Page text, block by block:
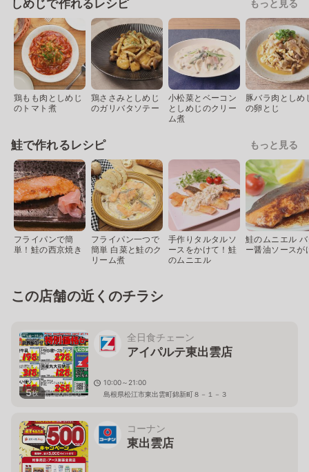
しめじで作れるレシピ もっと見る
鶏もも肉としめじ
のトマト煮
鶏ささみとしめじ
のガリバタソテー
小松菜とベーコン
としめじのクリー
ム煮
豚バラ肉としめ
の卵とじ
鮭で作れるレシピ もっと見る
フライパンで簡
単！鮭の西京焼き
フライパン一つで
簡単 白菜と鮭のク
リーム煮
手作りタルタルソ
ースをかけて！鮭
のムニエル
鮭のムニエル
ー醤油ソースが
この店舗の近くのチラシ
5枚
全日食チェーン
アイパルテ東出雲店
10:00～21:00
島根県松江市東出雲町錦新町８－１－３
コーナン
東出雲店